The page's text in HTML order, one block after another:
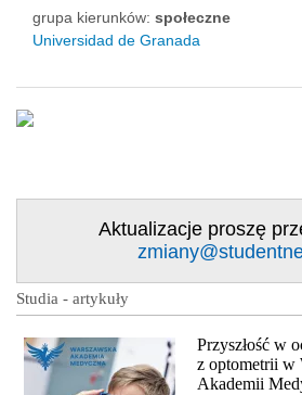
grupa kierunków: społeczne
Universidad de Granada
Aktualizacje proszę
Studia - artykuły
Przyszłość w
z optometrii w
Akademii